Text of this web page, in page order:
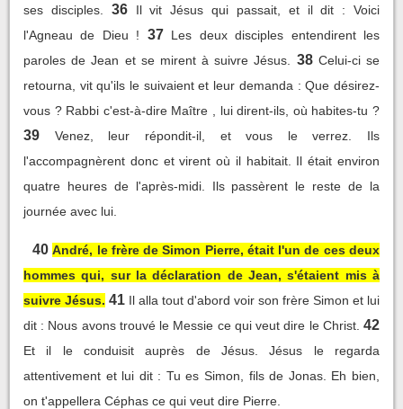
ses disciples.
36
Il vit Jésus qui passait, et il dit : Voici
l'Agneau de Dieu !
37 Les deux disciples entendirent les
paroles de Jean et se mirent à suivre Jésus.
38 Celui-ci se
retourna, vit qu'ils le suivaient et leur demanda : Que désirez-
vous ? Rabbi c'est-à-dire Maître , lui dirent-ils, où habites-tu ?
39
Venez, leur répondit-il, et vous le verrez. Ils
l'accompagnèrent donc et virent où il habitait. Il était environ
quatre heures de l'après-midi. Ils passèrent le reste de la
journée avec lui.
40 André, le frère de Simon Pierre, était l'un de ces deux
hommes qui, sur la déclaration de Jean, s'étaient mis à
suivre Jésus. 41 Il alla tout d'abord voir son frère Simon et lui
dit : Nous avons trouvé le Messie ce qui veut dire le Christ. 42
Et il le conduisit auprès de Jésus. Jésus le regarda
attentivement et lui dit : Tu es Simon, fils de Jonas. Eh bien,
on t'appellera Céphas ce qui veut dire Pierre.